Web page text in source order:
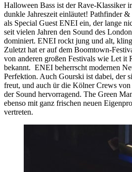
Halloween Bass ist der Rave-Klassiker
dunkle Jahreszeit einläutet! Pathfinder &
als Special Guest ENEI ein, der lange
seit vielen Jahren den Sound des
dominiert. ENEI rockt jung und alt,
Zuletzt hat er auf dem Boomtown-
von anderen großen Festivals wie Let
bekannt. ENEI beherrscht modernen
Perfektion. Auch Gourski ist dabei, der
freut, und auch ür die Kölner Crews
der Sound hervorragend. The Green
ebenso mit ganz frischen neuen
vertreten.